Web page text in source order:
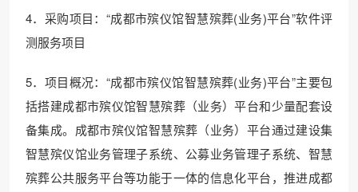
4．采购项目：“成都市殡仪馆智慧殡葬(业务)平台”软件评
测服务项目
5．项目概况：“成都市殡仪馆智慧殡葬(业务)平台”主要包
括搭建成都市殡仪馆智慧殡葬（业务）平台和少量配套设
备集成。成都市殡仪馆智慧殡葬（业务）平台通过建设集
智慧殡仪馆业务管理子系统、公募业务管理子系统、智慧
殡葬公共服务平台等功能于一体的信息化平台，推进成都